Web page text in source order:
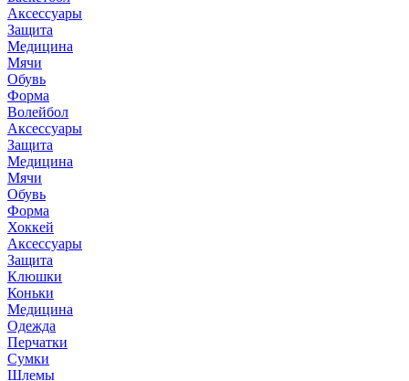
Аксессуары
Защита
Медицина
Мячи
Обувь
Форма
Волейбол
Аксессуары
Защита
Медицина
Мячи
Обувь
Форма
Хоккей
Аксессуары
Защита
Клюшки
Коньки
Медицина
Одежда
Перчатки
Сумки
Шлемы